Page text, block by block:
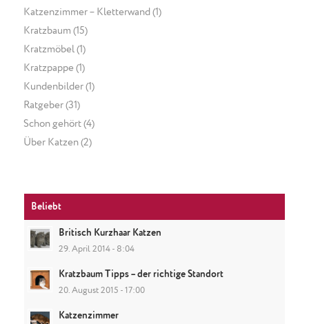
Katzenzimmer – Kletterwand (1)
Kratzbaum (15)
Kratzmöbel(1)
Kratzpappe (1)
Kundenbilder(1)
Ratgeber(31)
Schon gehört(4)
Über Katzen(2)
Beliebt
Britisch Kurzhaar Katzen
29. April 2014 - 8:04
Kratzbaum Tipps – der richtige Standort
20. August 2015 - 17:00
Katzenzimmer